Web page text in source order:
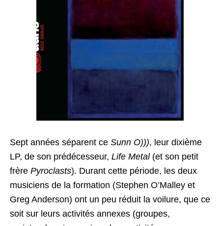
Sept années séparent ce Sunn O))), leur dixième
LP, de son prédécesseur, Life Metal(et son petit
frère Pyroclasts). Durant cette période, les deux
musiciens de la formation (Stephen O’Malley et
Greg Anderson) ont un peu réduit la voilure, que ce
soit sur leurs activités annexes (groupes,